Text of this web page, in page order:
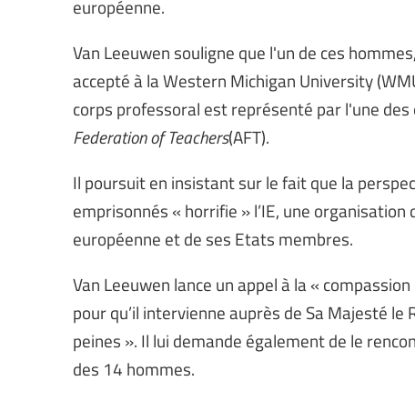
européenne.
Van Leeuwen souligne que l'un de ces
accepté à la Western Michigan University
corps professoral est représenté par l'une
Federation of Teachers(AFT).
Il poursuit en insistant sur le fait que la
emprisonnés « horrifie » l’IE, une
européenne et de ses Etats membres.
Van Leeuwen lance un appel à la «
pour qu’il intervienne auprès de Sa Majesté le
peines ». Il lui demande également de le
des 14 hommes.